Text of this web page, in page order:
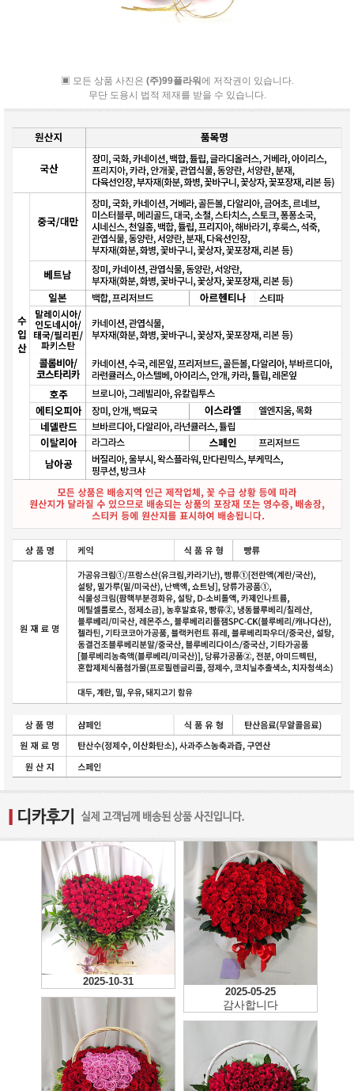
▣ 모든 상품 사진은 (주)99플라워에 저작권이 있습니다.
무단 도용시 법적 제재를 받을 수 있습니다.
2025-10-31
2025-05-25
감사합니다